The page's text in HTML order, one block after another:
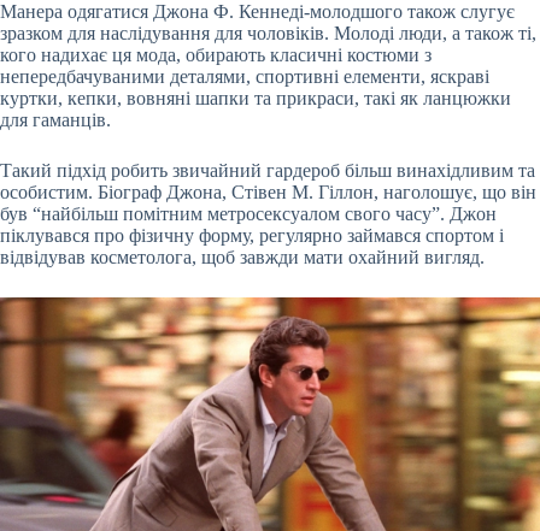
Манера одягатися Джона Ф. Кеннеді-молодшого також слугує
зразком для наслідування для чоловіків. Молоді люди, а також ті,
кого надихає ця мода, обирають класичні костюми з
непередбачуваними деталями, спортивні елементи, яскраві
куртки, кепки, вовняні шапки та прикраси, такі як ланцюжки
для гаманців.
Такий підхід робить звичайний гардероб більш винахідливим та
особистим. Біограф Джона, Стівен М. Гіллон, наголошує, що він
був “найбільш помітним метросексуалом свого часу”. Джон
піклувався про фізичну форму, регулярно займався спортом і
відвідував косметолога, щоб завжди мати охайний вигляд.